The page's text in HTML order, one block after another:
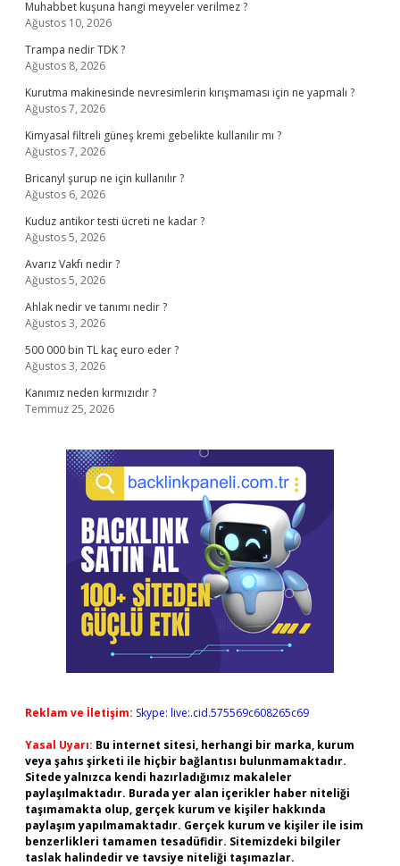
Muhabbet kuşuna hangi meyveler verilmez ?
Ağustos 10, 2026
Trampa nedir TDK ?
Ağustos 8, 2026
Kurutma makinesinde nevresimlerin kırışmaması için ne yapmalı ?
Ağustos 7, 2026
Kimyasal filtreli güneş kremi gebelikte kullanılır mı ?
Ağustos 7, 2026
Bricanyl şurup ne için kullanılır ?
Ağustos 6, 2026
Kuduz antikor testi ücreti ne kadar ?
Ağustos 5, 2026
Avarız Vakfı nedir ?
Ağustos 5, 2026
Ahlak nedir ve tanımı nedir ?
Ağustos 3, 2026
500 000 bin TL kaç euro eder ?
Ağustos 3, 2026
Kanımız neden kırmızıdır ?
Temmuz 25, 2026
Reklam ve İletişim: Skype: live:.cid.575569c608265c69
Yasal Uyarı: Bu internet sitesi, herhangi bir marka, kurum
veya şahıs şirketi ile hiçbir bağlantısı bulunmamaktadır.
Sitede yalnızca kendi hazırladığımız makaleler
paylaşılmaktadır. Burada yer alan içerikler haber niteliği
taşımamakta olup, gerçek kurum ve kişiler hakkında
paylaşım yapılmamaktadır. Gerçek kurum ve kişiler ile isim
benzerlikleri tamamen tesadüfidir. Sitemizdeki bilgiler
taslak halindedir ve tavsiye niteliği taşımazlar.